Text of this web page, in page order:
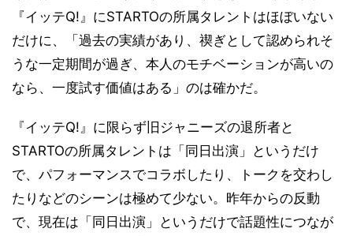
『イッテQ!』にSTARTOの所属タレントはほぼいない
だけに、「過去の実績があり、禊ぎとして認められそ
うな一定期間が過ぎ、本人のモチベーションが高いの
なら、一度試す価値はある」のは確かだ。
『イッテQ!』に限らず旧ジャニーズの退所者と
STARTOの所属タレントは「同日出演」というだけ
で、パフォーマンスでコラボしたり、トークを交わし
たりなどのシーンは極めて少ない。昨年からの反動
で、現在は「同日出演」というだけで話題性につなが